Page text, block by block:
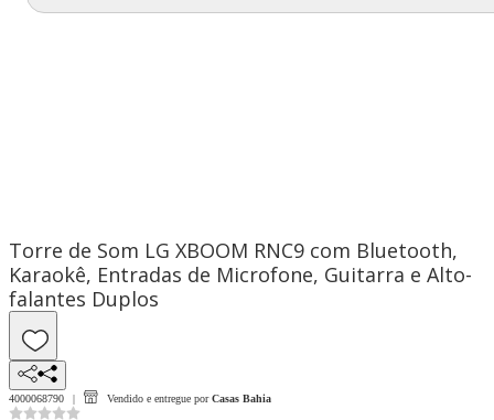
Torre de Som LG XBOOM RNC9 com Bluetooth,
Karaokê, Entradas de Microfone, Guitarra e Alto-
falantes Duplos
4000068790 Vendido e entregue por Casas Bahia